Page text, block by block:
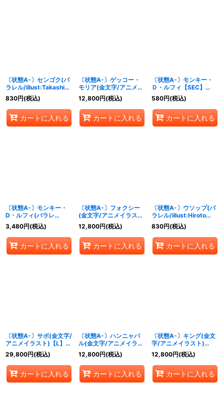
〔状態A-〕センゴク(パ
ラレル/illust:Takashi
Tokushige)【SR/P】
{EB02-044}
830円(税込)
カートに入れる
〔状態A-〕ゲッコー・
モリア(金文字/アニメイ
ラスト)【L】{OP06-
080}
12,800円(税込)
カートに入れる
〔状態A-〕モンキー・
Ｄ・ルフィ【SEC】
{EB02-061}
580円(税込)
カートに入れる
〔状態A-〕モンキー・
D・ルフィ(パラレ
ル/illust:Tatsuya
Nagamine)【SEC/P】
{EB02-061}
3,480円(税込)
カートに入れる
〔状態A-〕フォクシー
(金文字/アニメイラス
ト)【L】{OP07-059}
12,800円(税込)
カートに入れる
〔状態A-〕ウソップ(パ
ラレル/illust:Hiroto
Saito)【R/P】{EB02-
022}
830円(税込)
カートに入れる
〔状態A-〕サボ(金文字/
アニメイラスト)【L】
{OP05-001}
29,800円(税込)
カートに入れる
〔状態A-〕ハンニャバ
ル(金文字/アニメイラス
ト)【L】{EB01-021}
12,800円(税込)
カートに入れる
〔状態A-〕キング(金文
字/アニメイラスト)
【L】{OP08-057}
12,800円(税込)
カートに入れる